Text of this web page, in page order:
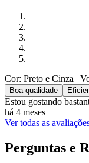
Cor: Preto e Cinza |
Boa qualidade
Estou gostando
há 4 meses
Ver todas as
Perguntas e